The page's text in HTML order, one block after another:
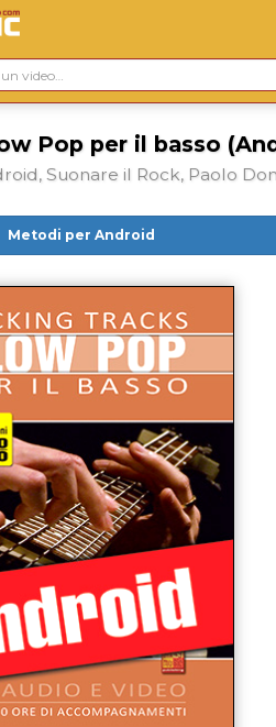
Pop per il basso
Suonare il Rock, Paolo
Metodi per Android